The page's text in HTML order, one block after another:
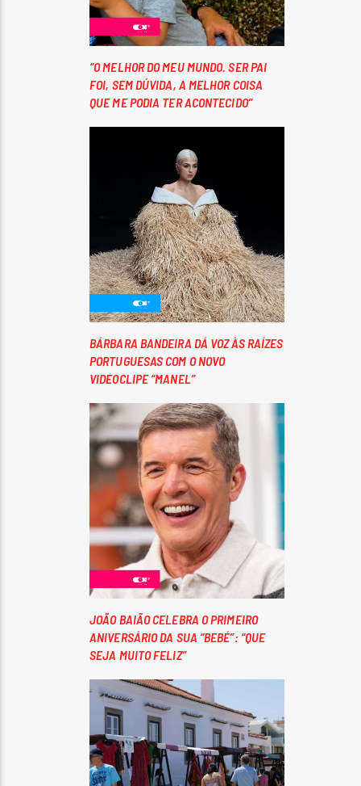
“O MELHOR DO MEU MUNDO. SER PAI
FOI, SEM DÚVIDA, A MELHOR COISA
QUE ME PODIA TER ACONTECIDO”
BÁRBARA BANDEIRA DÁ VOZ ÀS RAÍZES
PORTUGUESAS COM O NOVO
VIDEOCLIPE “MANEL”
JOÃO BAIÃO CELEBRA O PRIMEIRO
ANIVERSÁRIO DA SUA “BEBÉ”: “QUE
SEJA MUITO FELIZ”